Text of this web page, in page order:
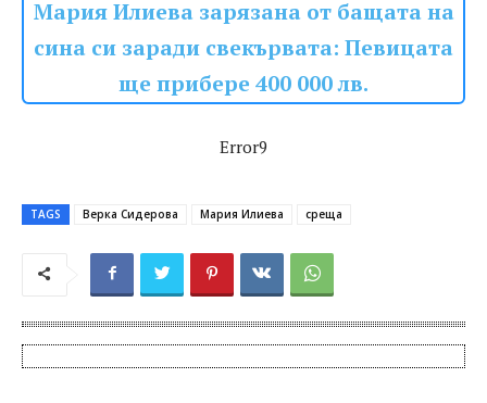
Мария Илиева зарязана от бащата на
сина си заради свекървата: Певицата
ще прибере 400 000 лв.
Error9
TAGS Верка Сидерова Мария Илиева среща